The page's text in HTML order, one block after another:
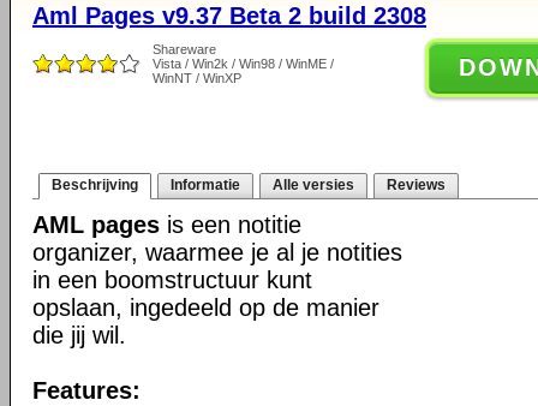
Aml Pages v9.37 Beta 2 build 2308
Shareware
Vista / Win2k / Win98 / WinME /
WinNT / WinXP
Beschrijving Informatie Alle versies Reviews
AML pages is een notitie
organizer, waarmee je al je notities
in een boomstructuur kunt
opslaan, ingedeeld op de manier
die jij wil.
Features: